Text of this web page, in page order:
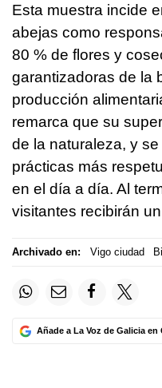
Esta muestra incide
abejas como
80 % de flores y
garantizadoras de la
producción
remarca que su
de la naturaleza, y
prácticas más
en el día a día. Al
visitantes recibirán
Archivado en: Vigo ciudad
Añade a La Voz de Galicia en